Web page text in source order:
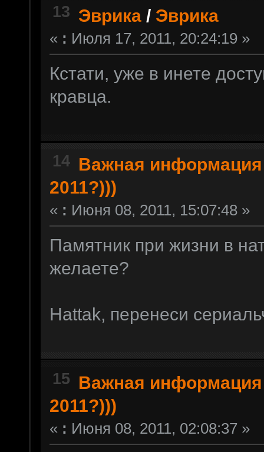
13 Эврика / Эврика
« : Июля 17, 2011, 20:24:19 »
Кстати, уже в инете
кравца.
14 Важная информация
2011?)))
« : Июня 08, 2011, 15:07:48 »
Памятник при жизни в
желаете?
Hattak, перенеси
15 Важная информация
2011?)))
« : Июня 08, 2011, 02:08:37 »